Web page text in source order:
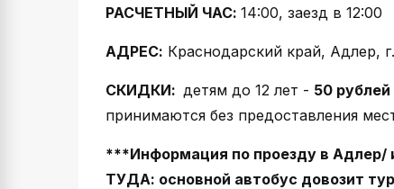
РАСЧЕТНЫЙ ЧАС: 14:00, заезд в 12:00
АДРЕС: Краснодарский край, Адлер,
СКИДКИ: детям до 12 лет - 50
принимаются без предоставления
***Информация по проезду в Адлер/
ТУДА: основной автобус довозит